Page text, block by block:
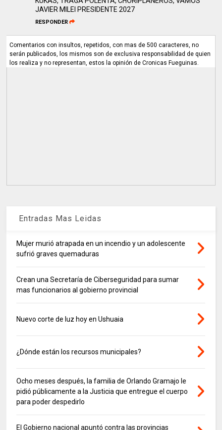
JAVIER MILEI PRESIDENTE 2027
RESPONDER
Comentarios con insultos, repetidos, con mas de 500 caracteres, no
serán publicados, los mismos son de exclusiva responsabilidad de quien
los realiza y no representan, estos la opinión de Cronicas Fueguinas.
Entradas Mas Leidas
Mujer murió atrapada en un incendio y un adolescente
sufrió graves quemaduras
Crean una Secretaría de Ciberseguridad para sumar
mas funcionarios al gobierno provincial
Nuevo corte de luz hoy en Ushuaia
¿Dónde están los recursos municipales?
Ocho meses después, la familia de Orlando Gramajo le
pidió públicamente a la Justicia que entregue el cuerpo
para poder despedirlo
El Gobierno nacional apuntó contra las provincias